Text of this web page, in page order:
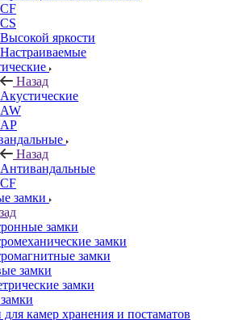
CF
CS
Высокой яркости
Настраиваемые
Назад
Акустические
AW
AP
Назад
Антивандальные
CF
замки
замки
замки
замки
замки
замки
для камер хранения и постаматов